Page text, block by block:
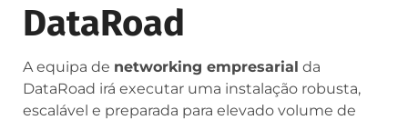
DataRoad
A equipa de networking empresarial da
DataRoad irá executar uma instalação robusta,
escalável e preparada para elevado volume de